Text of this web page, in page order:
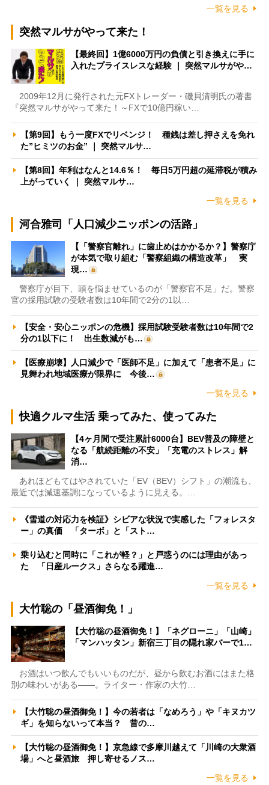
一覧を見る
突然マルサがやって来た！
【最終回】1億6000万円の負債と引き換えに手に
入れたプライスレスな経験 ｜ 突然マルサがや…
2009年12月に発行された元FXトレーダー・磯貝清明氏の著書
『突然マルサがやって来た！～FXで10億円稼い…
【第9回】もう一度FXでリベンジ！ 種銭は差し押さえを免れ
た”ヒミツのお金” ｜ 突然マルサ…
【第8回】年利はなんと14.6％！ 毎日5万円超の延滞税が積み
上がっていく ｜ 突然マルサ…
一覧を見る
河合雅司「人口減少ニッポンの活路」
【「警察官離れ」に歯止めはかかるか？】警察庁
が本気で取り組む「警察組織の構造改革」 実
現…
警察庁が目下、頭を悩ませているのが「警察官不足」だ。警察
官の採用試験の受験者数は10年間で2分の1以…
【安全・安心ニッポンの危機】採用試験受験者数は10年間で2
分の1以下に！ 出生数減がも…
【医療崩壊】人口減少で「医師不足」に加えて「患者不足」に
見舞われ地域医療が限界に 今後…
一覧を見る
快適クルマ生活 乗ってみた、使ってみた
【4ヶ月間で受注累計6000台】BEV普及の障壁と
なる「航続距離の不安」「充電のストレス」解
消…
あれほどもてはやされていた「EV（BEV）シフト」の潮流も、
最近では減速基調になっているように見える。…
《雪道の対応力を検証》シビアな状況で実感した「フォレスタ
ー」の真価 「ターボ」と「スト…
乗り込むと同時に「これが軽？」と戸惑うのには理由があっ
た 「日産ルークス」さらなる躍進…
一覧を見る
大竹聡の「昼酒御免！」
【大竹聡の昼酒御免！】「ネグローニ」「山崎」
「マンハッタン」新宿三丁目の隠れ家バーで1…
お酒はいつ飲んでもいいものだが、昼から飲むお酒にはまた格
別の味わいがある――。ライター・作家の大竹…
【大竹聡の昼酒御免！】今の若者は「なめろう」や「キヌカツ
ギ」を知らないって本当？ 昔の…
【大竹聡の昼酒御免！】京急線で多摩川越えて「川崎の大衆酒
場」へと昼酒旅 押し寄せるノス…
一覧を見る